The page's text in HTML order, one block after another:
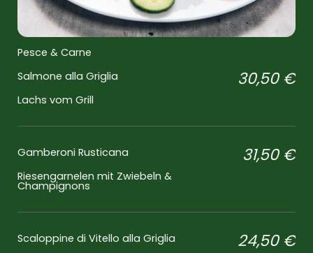
Pesce & Carne
Salmone alla Griglia
Lachs vom Grill
30,50 €
Gamberoni Rusticana
Riesengarnelen mit Zwiebeln &
Champignons
31,50 €
Scaloppine di Vitello alla Griglia
24,50 €